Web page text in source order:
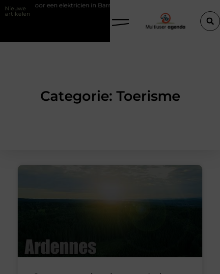
Nieuwe
artikelen
door een elektricien in Barneveld
Categorie: Toerisme